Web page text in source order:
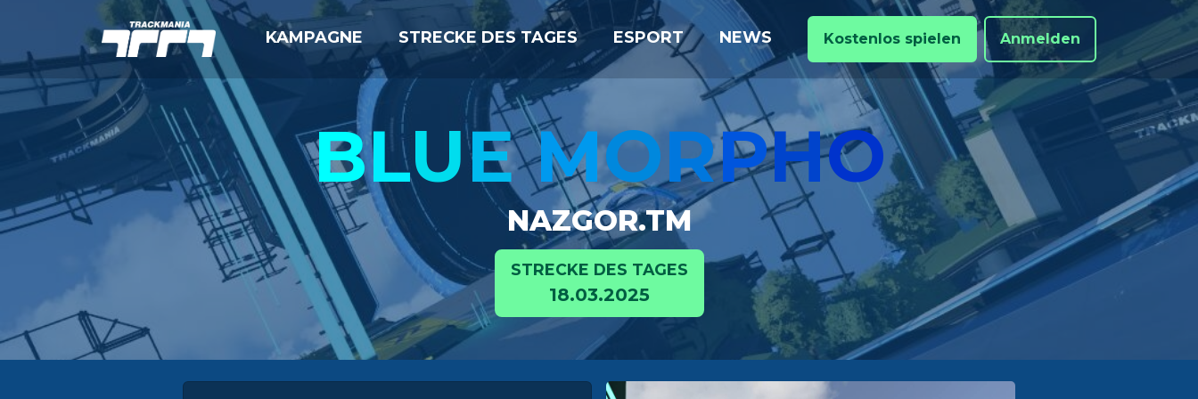
KAMPAGNE STRECKE DES TAGES ESPORT NEWS Kostenlos spielen Anmelden
BLUE MORPHO
NAZGOR.TM
STRECKE DES TAGES
18.03.2025